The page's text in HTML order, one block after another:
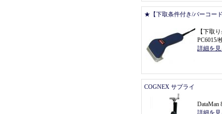
★【下取条件付き/バーコー
【下取
PC6015/
詳細を
COGNEX サプライ
詳細を